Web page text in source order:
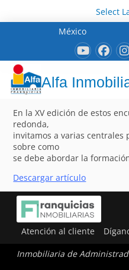
Select
México
Alfa
En la XV edición de estos
redonda,
invitamos a varias
sobre como
se debe abordar la
Descargar artículo
Atención al cliente
Inmobiliaria de